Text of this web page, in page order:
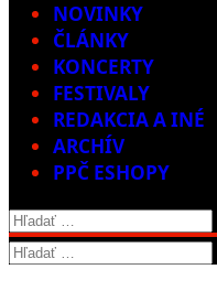
NOVINKY
ČLÁNKY
KONCERTY
FESTIVALY
REDAKCIA A INÉ
ARCHÍV
PPČ ESHOPY
Hľadať:
Hľadať: